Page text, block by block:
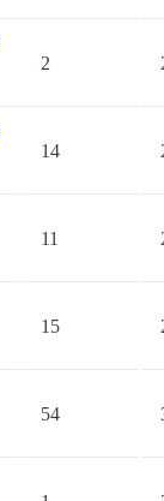
2
14
11
15
54